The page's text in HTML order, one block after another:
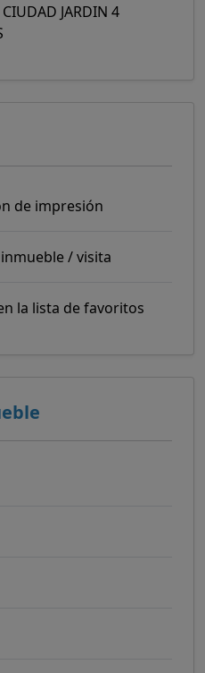
JARDIN 4
de impresión
/ visita
la lista de favoritos